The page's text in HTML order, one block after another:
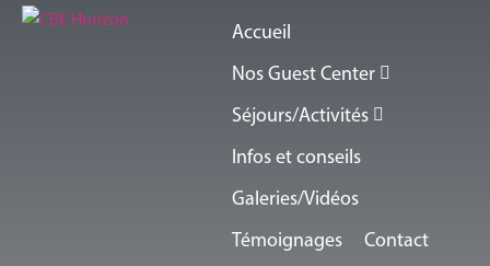
Accueil
Nos Guest Center
Séjours/Activités
Infos et conseils
Galeries/Vidéos
Témoignages
Contact